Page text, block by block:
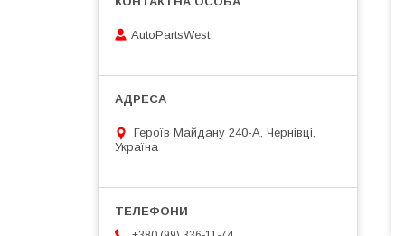
AutoPartsWest
Героїв Майдану 240-А, Чернівці,
Україна